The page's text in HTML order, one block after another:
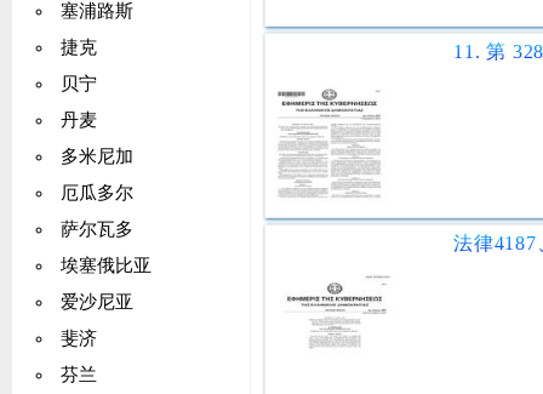
塞浦路斯
捷克
贝宁
丹麦
多米尼加
厄瓜多尔
萨尔瓦多
埃塞俄比亚
爱沙尼亚
斐济
芬兰